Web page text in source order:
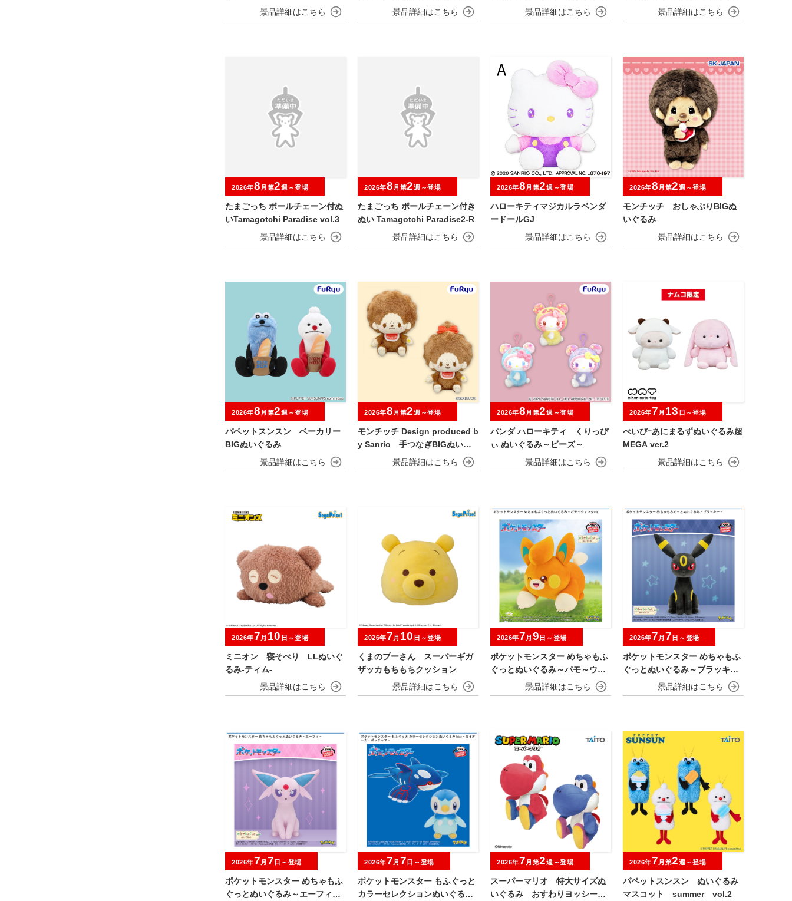
～びっくりver.
たまごっち ボールチェーン付ぬ
いTamagotchi Paradise vol.3
2026年8 月第2週～登場
たまごっち ボールチェーン付き
ぬい Tamagotchi Paradise2-R
2026年8 月第2週～登場
ハローキティマジカルラベンダ
ードールGJ
2026年8 月第2週～登場
モンチッチ おしゃぶりBIGぬ
いぐるみ
2026年8 月第2週～登場
パペットスンスン ベーカリー
BIGぬいぐるみ
2026年8 月第2週～登場
モンチッチ Design produced b
y Sanrio 手つなぎBIGぬいぐ
2026年8 月第2週～登場
パンダ ハローキティ くりっぴ
ぃ ぬいぐるみ～ビーズ～
2026年8 月第2週～登場
べいびｰあにまるずぬいぐるみ超
MEGA ver.2
2026年7 月 13 日～登場
ミニオン 寝そべり LLぬいぐ
るみ‐ティム‐
2026年7 月 10 日～登場
くまのプーさん スーパーギガ
ザッカもちもちクッション
2026年7 月 10 日～登場
ポケットモンスター めちゃもふ
ぐっとぬいぐるみ～パモ～ウィ
2026年7 月 9 日～登場
ポケットモンスター めちゃもふ
ぐっとぬいぐるみ～ブラッキー
2026年7 月 7 日～登場
ポケットモンスター めちゃもふ
ぐっとぬいぐるみ～エーフィ－
2026年7 月 7 日～登場
ポケットモンスター もふぐっと
カラーセレクションぬいぐるみ
2026年7 月 7 日～登場
スーパーマリオ 特大サイズぬ
いぐるみ おすわりヨッシー
2026年7 月第2週～登場
パペットスンスン ぬいぐるみ
マスコット summer vol.2
2026年7 月第2週～登場